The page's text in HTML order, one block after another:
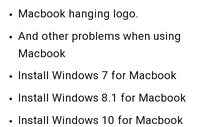
Macbook hanging logo.
And other problems when using
Macbook
Install Windows 7 for Macbook
Install Windows 8.1 for Macbook
Install Windows 10 for Macbook